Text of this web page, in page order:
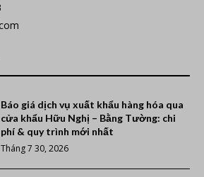
Báo giá dịch vụ xuất khẩu hàng hóa qua
cửa khẩu Hữu Nghị – Bằng Tường: chi
phí & quy trình mới nhất
Tháng 7 30, 2026